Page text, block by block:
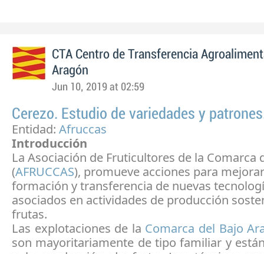
CTA Centro de Transferencia
Aragón
Jun 10, 2019 at 02:59
Cerezo. Estudio de variedades y
Entidad: Afruccas
Introducción
La Asociación de Fruticultores de la Comarca
(AFRUCCAS), promueve acciones para
formación y transferencia de nuevas
asociados en actividades de producción
frutas.
Las explotaciones de la Comarca del Bajo
son mayoritariamente de tipo familiar y